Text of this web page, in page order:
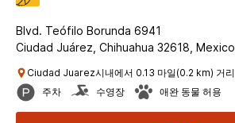
Blvd. Teófilo Borunda 6941
Ciudad Juárez, Chihuahua 32618, Mexico
Ciudad Juarez시내에서 0.13 마일(0.2 km) 거리
주차
수영장 애완 동물 허용